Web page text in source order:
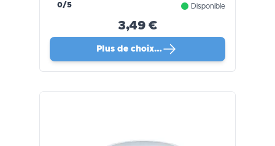
0/5 Disponible
3,49 €
Plus de choix…